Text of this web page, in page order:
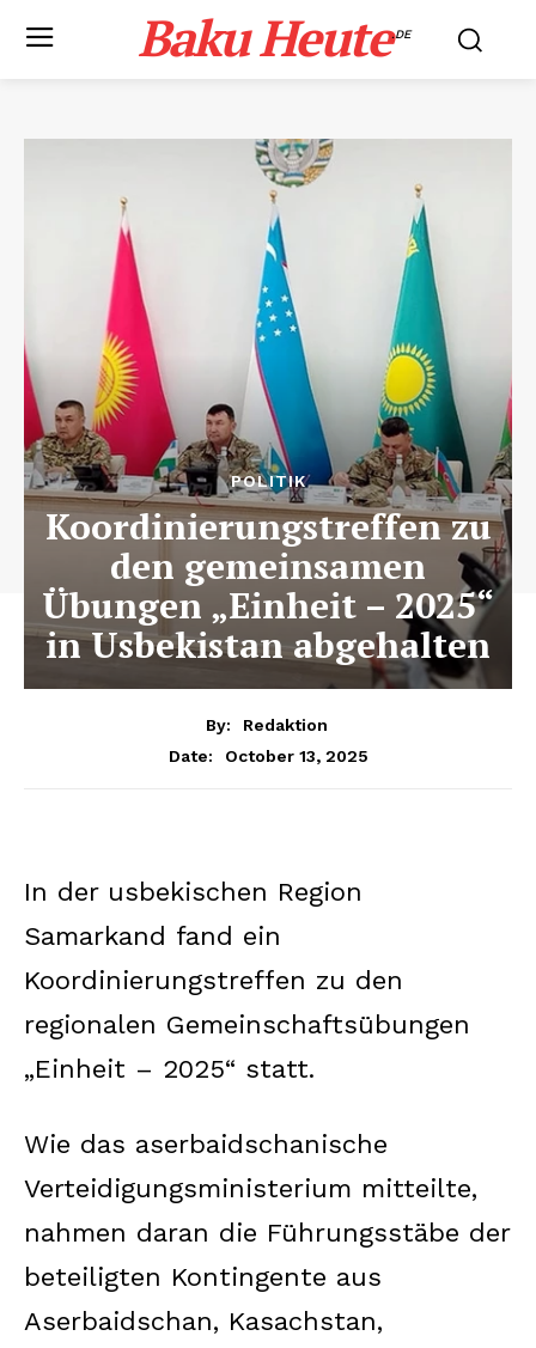
Baku Heute.DE
POLITIK
Koordinierungstreffen zu
den gemeinsamen
Übungen „Einheit – 2025“
in Usbekistan abgehalten
By:
Redaktion
Date:
October 13, 2025
In der usbekischen Region
Samarkand fand ein
Koordinierungstreffen zu den
regionalen Gemeinschaftsübungen
„Einheit – 2025“ statt.
Wie das aserbaidschanische
Verteidigungsministerium mitteilte,
nahmen daran die Führungsstäbe der
beteiligten Kontingente aus
Aserbaidschan, Kasachstan,